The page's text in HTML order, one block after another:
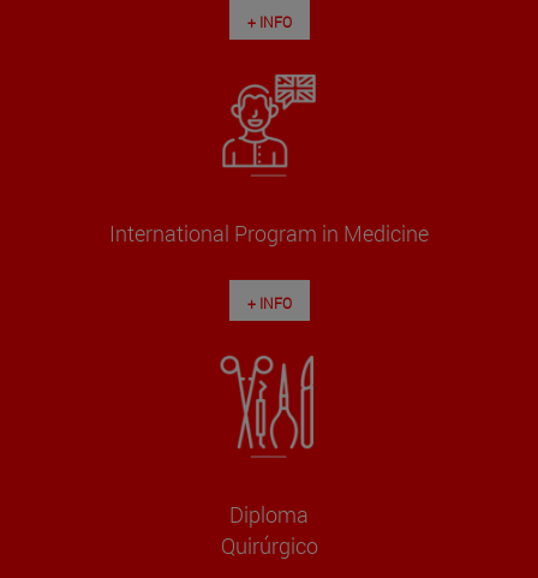
+ INFO
International Program in Medicine
+ INFO
Diploma
Quirúrgico